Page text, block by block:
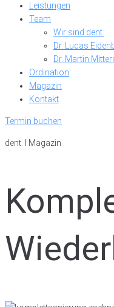
Leistungen
Team
Wir sind dent.
Dr. Lucas
Dr. Martin
Ordination
Magazin
Kontakt
Termin buchen
dent. I Magazin